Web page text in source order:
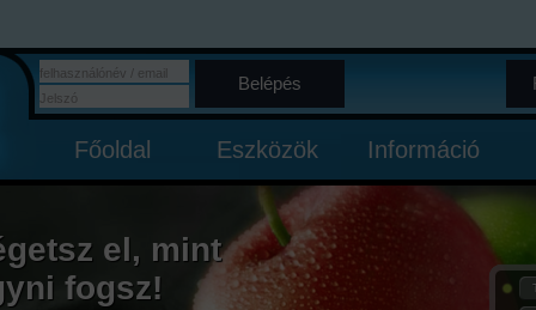
Belépés
Főoldal Eszközök Információ
el, mint
fogsz!